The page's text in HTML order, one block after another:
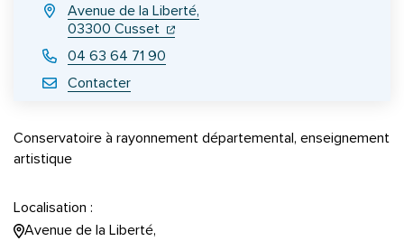
Avenue de la Liberté,
03300 Cusset (ouverture dans un nouvel onglet)
(ouverture dans un nouvel onglet)
04 63 64 71 90
Contacter
Conservatoire à rayonnement départemental, enseignement
artistique
Localisation :
Avenue de la Liberté,